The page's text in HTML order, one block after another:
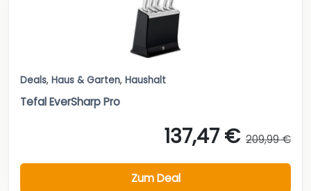
Deals, Haus & Garten, Haushalt
Tefal EverSharp Pro
137,47 € 209,99 €
Zum Deal